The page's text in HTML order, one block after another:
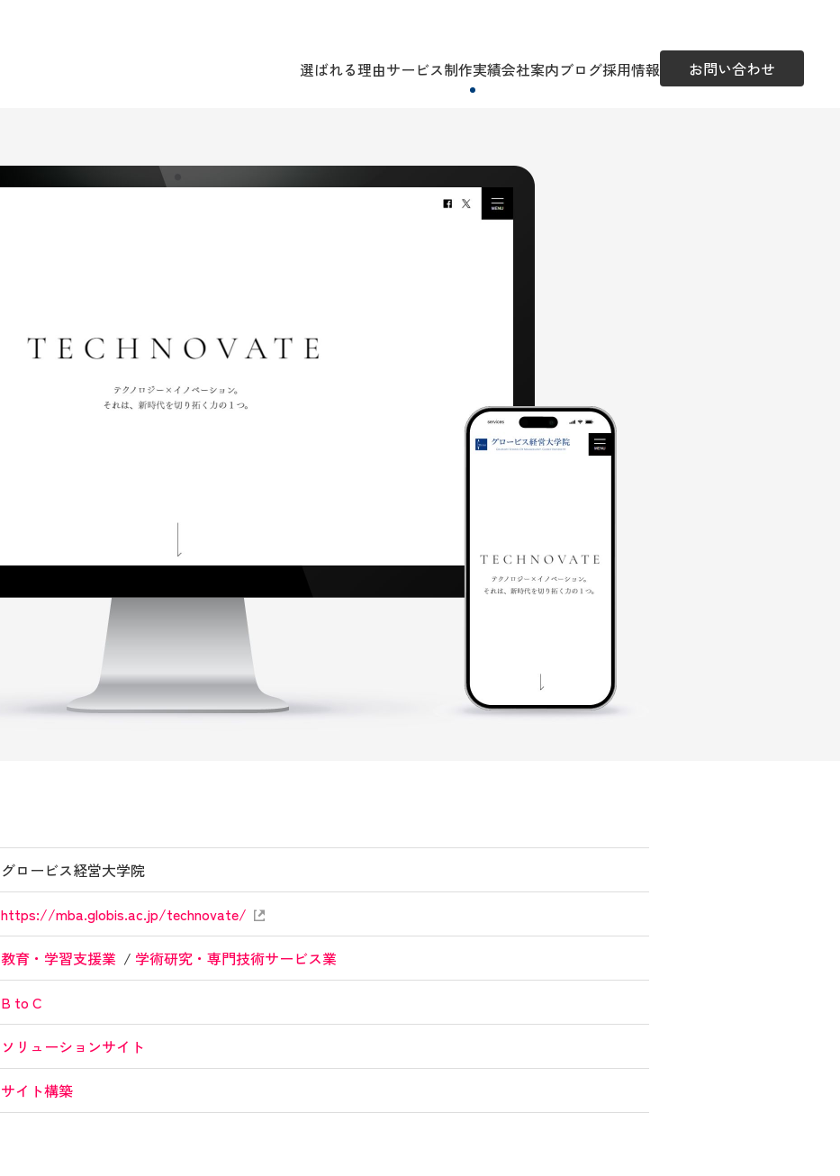
選ばれる理由サービス制作実績会社案内ブログ採用情報 お問い合わせ
グロービス経営大学院
https://mba.globis.ac.jp/technovate/
教育・学習支援業 学術研究・専門技術サービス業
B to C
ソリューションサイト
サイト構築